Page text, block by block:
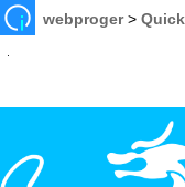
webproger>